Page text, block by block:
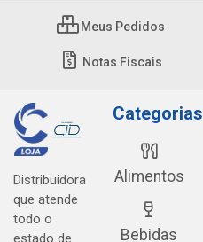
Meus Pedidos
Notas Fiscais
Distribuidora
que atende
todo o
estado de
Categorias
Alimentos
Bebidas